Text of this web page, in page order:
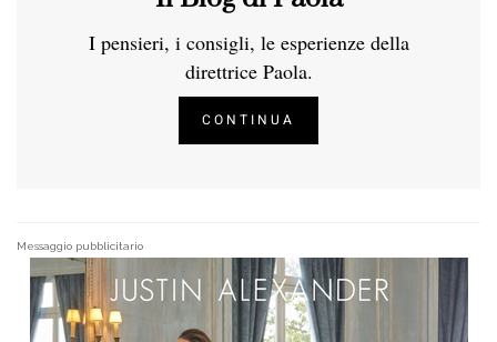
I pensieri, i consigli, le esperienze della
direttrice Paola.
CONTINUA
Messaggio pubblicitario